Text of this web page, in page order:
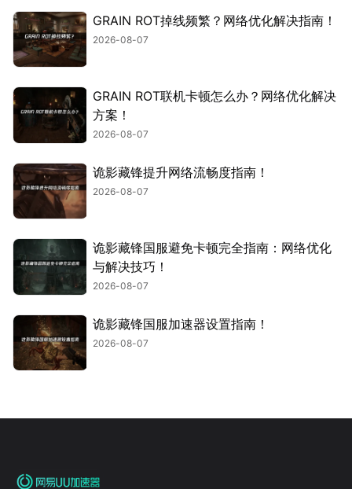
GRAIN ROT掉线频繁？网络优化解决指南！
2026-08-07
GRAIN ROT联机卡顿怎么办？网络优化解决
方案！
2026-08-07
诡影藏锋提升网络流畅度指南！
2026-08-07
诡影藏锋国服避免卡顿完全指南：网络优化
与解决技巧！
2026-08-07
诡影藏锋国服加速器设置指南！
2026-08-07